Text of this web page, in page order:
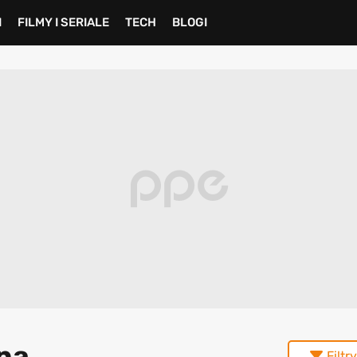
FILMY I SERIALE TECH BLOGI